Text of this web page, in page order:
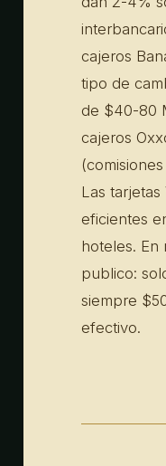
cajeros
tipo de
de $40-80
cajeros
Las
eficientes
hoteles. En
publico:
siempre
efectivo.